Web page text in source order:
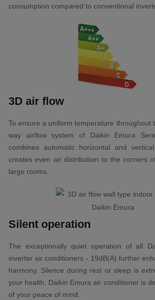
consumption compared to conventional
3D air flow
To ensure a uniform temperature throughout
way airflow system of Daikin Emura
combines automatic horizontal and
creates even air distribution to the corners
large rooms.
Silent operation
The exceptionally quiet operation of all
inverter air conditioners - 19dB(A) further
harmony. Silence during rest or sleep is
your health. Daikin Emura air conditioner is
of your peace of mind.